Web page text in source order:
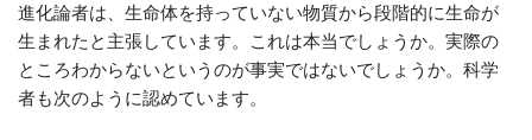
進化論者は、生命体を持っていない物質から段階的に生命が
生まれたと主張しています。これは本当でしょうか。実際の
ところわからないというのが事実ではないでしょうか。科学
者も次のように認めています。